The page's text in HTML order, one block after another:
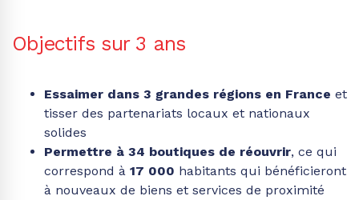
Objectifs sur 3 ans
Essaimer dans 3 grandes régions en France et
tisser des partenariats locaux et nationaux
solides
Permettre à 34 boutiques de réouvrir, ce qui
correspond à 17 000 habitants qui bénéficieront
à nouveaux de biens et services de proximité